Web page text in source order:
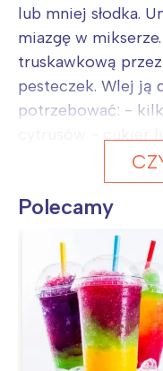
lub mniej słodka.
miazgę w
truskawkową
pesteczek. Wlej ją
potrzebować: -
Polecamy